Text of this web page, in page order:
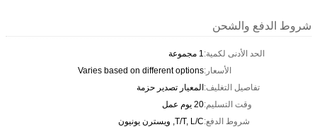
شروط الدفع والشحن
الحد الأدنى لكمية:1 مجموعة
الأسعار:Varies based on different options
تفاصيل التغليف:المعيار تصدير حزمة
وقت التسليم:20 يوم عمل
شروط الدفع:T/T, L/C, ويسترن يونيون